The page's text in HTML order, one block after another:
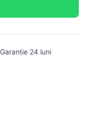
Garantie 24 luni